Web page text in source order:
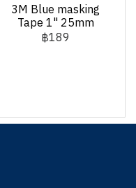
3M Blue masking
Tape 1" 25mm
฿189